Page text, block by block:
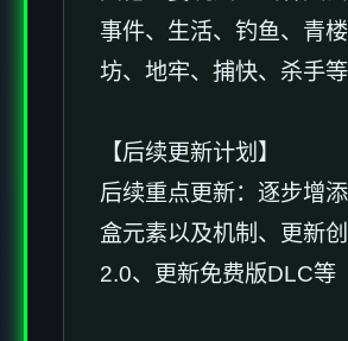
事件、生活、钓鱼、青
坊、地牢、捕快、杀手等
【后续更新计划】
后续重点更新：逐步增
盒元素以及机制、更新
2.0、更新免费版DLC等